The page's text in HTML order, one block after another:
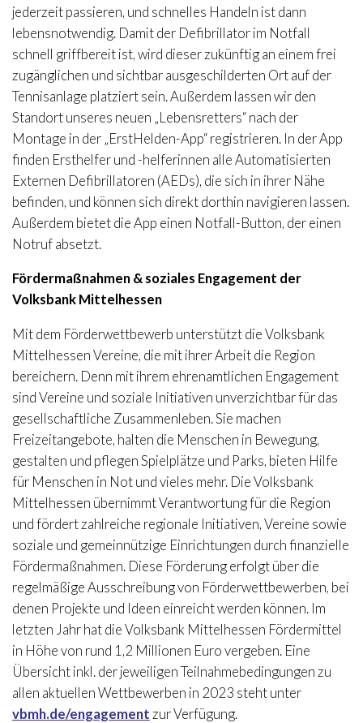
jederzeit passieren, und schnelles Handeln ist dann
lebensnotwendig. Damit der Defibrillator im Notfall
schnell griffbereit ist, wird dieser zukünftig an einem frei
zugänglichen und sichtbar ausgeschilderten Ort auf der
Tennisanlage platziert sein. Außerdem lassen wir den
Standort unseres neuen „Lebensretters“ nach der
Montage in der „ErstHelden-App“ registrieren. In der App
finden Ersthelfer und -helferinnen alle Automatisierten
Externen Defibrillatoren (AEDs), die sich in ihrer Nähe
befinden, und können sich direkt dorthin navigieren lassen.
Außerdem bietet die App einen Notfall-Button, der einen
Notruf absetzt.
Fördermaßnahmen & soziales Engagement der
Volksbank Mittelhessen
Mit dem Förderwettbewerb unterstützt die Volksbank
Mittelhessen Vereine, die mit ihrer Arbeit die Region
bereichern. Denn mit ihrem ehrenamtlichen Engagement
sind Vereine und soziale Initiativen unverzichtbar für das
gesellschaftliche Zusammenleben. Sie machen
Freizeitangebote, halten die Menschen in Bewegung,
gestalten und pflegen Spielplätze und Parks, bieten Hilfe
für Menschen in Not und vieles mehr. Die Volksbank
Mittelhessen übernimmt Verantwortung für die Region
und fördert zahlreiche regionale Initiativen, Vereine sowie
soziale und gemeinnützige Einrichtungen durch finanzielle
Fördermaßnahmen. Diese Förderung erfolgt über die
regelmäßige Ausschreibung von Förderwettbewerben, bei
denen Projekte und Ideen einreicht werden können. Im
letzten Jahr hat die Volksbank Mittelhessen Fördermittel
in Höhe von rund 1,2 Millionen Euro vergeben. Eine
Übersicht inkl. der jeweiligen Teilnahmebedingungen zu
allen aktuellen Wettbewerben in 2023 steht unter
vbmh.de/engagement zur Verfügung.